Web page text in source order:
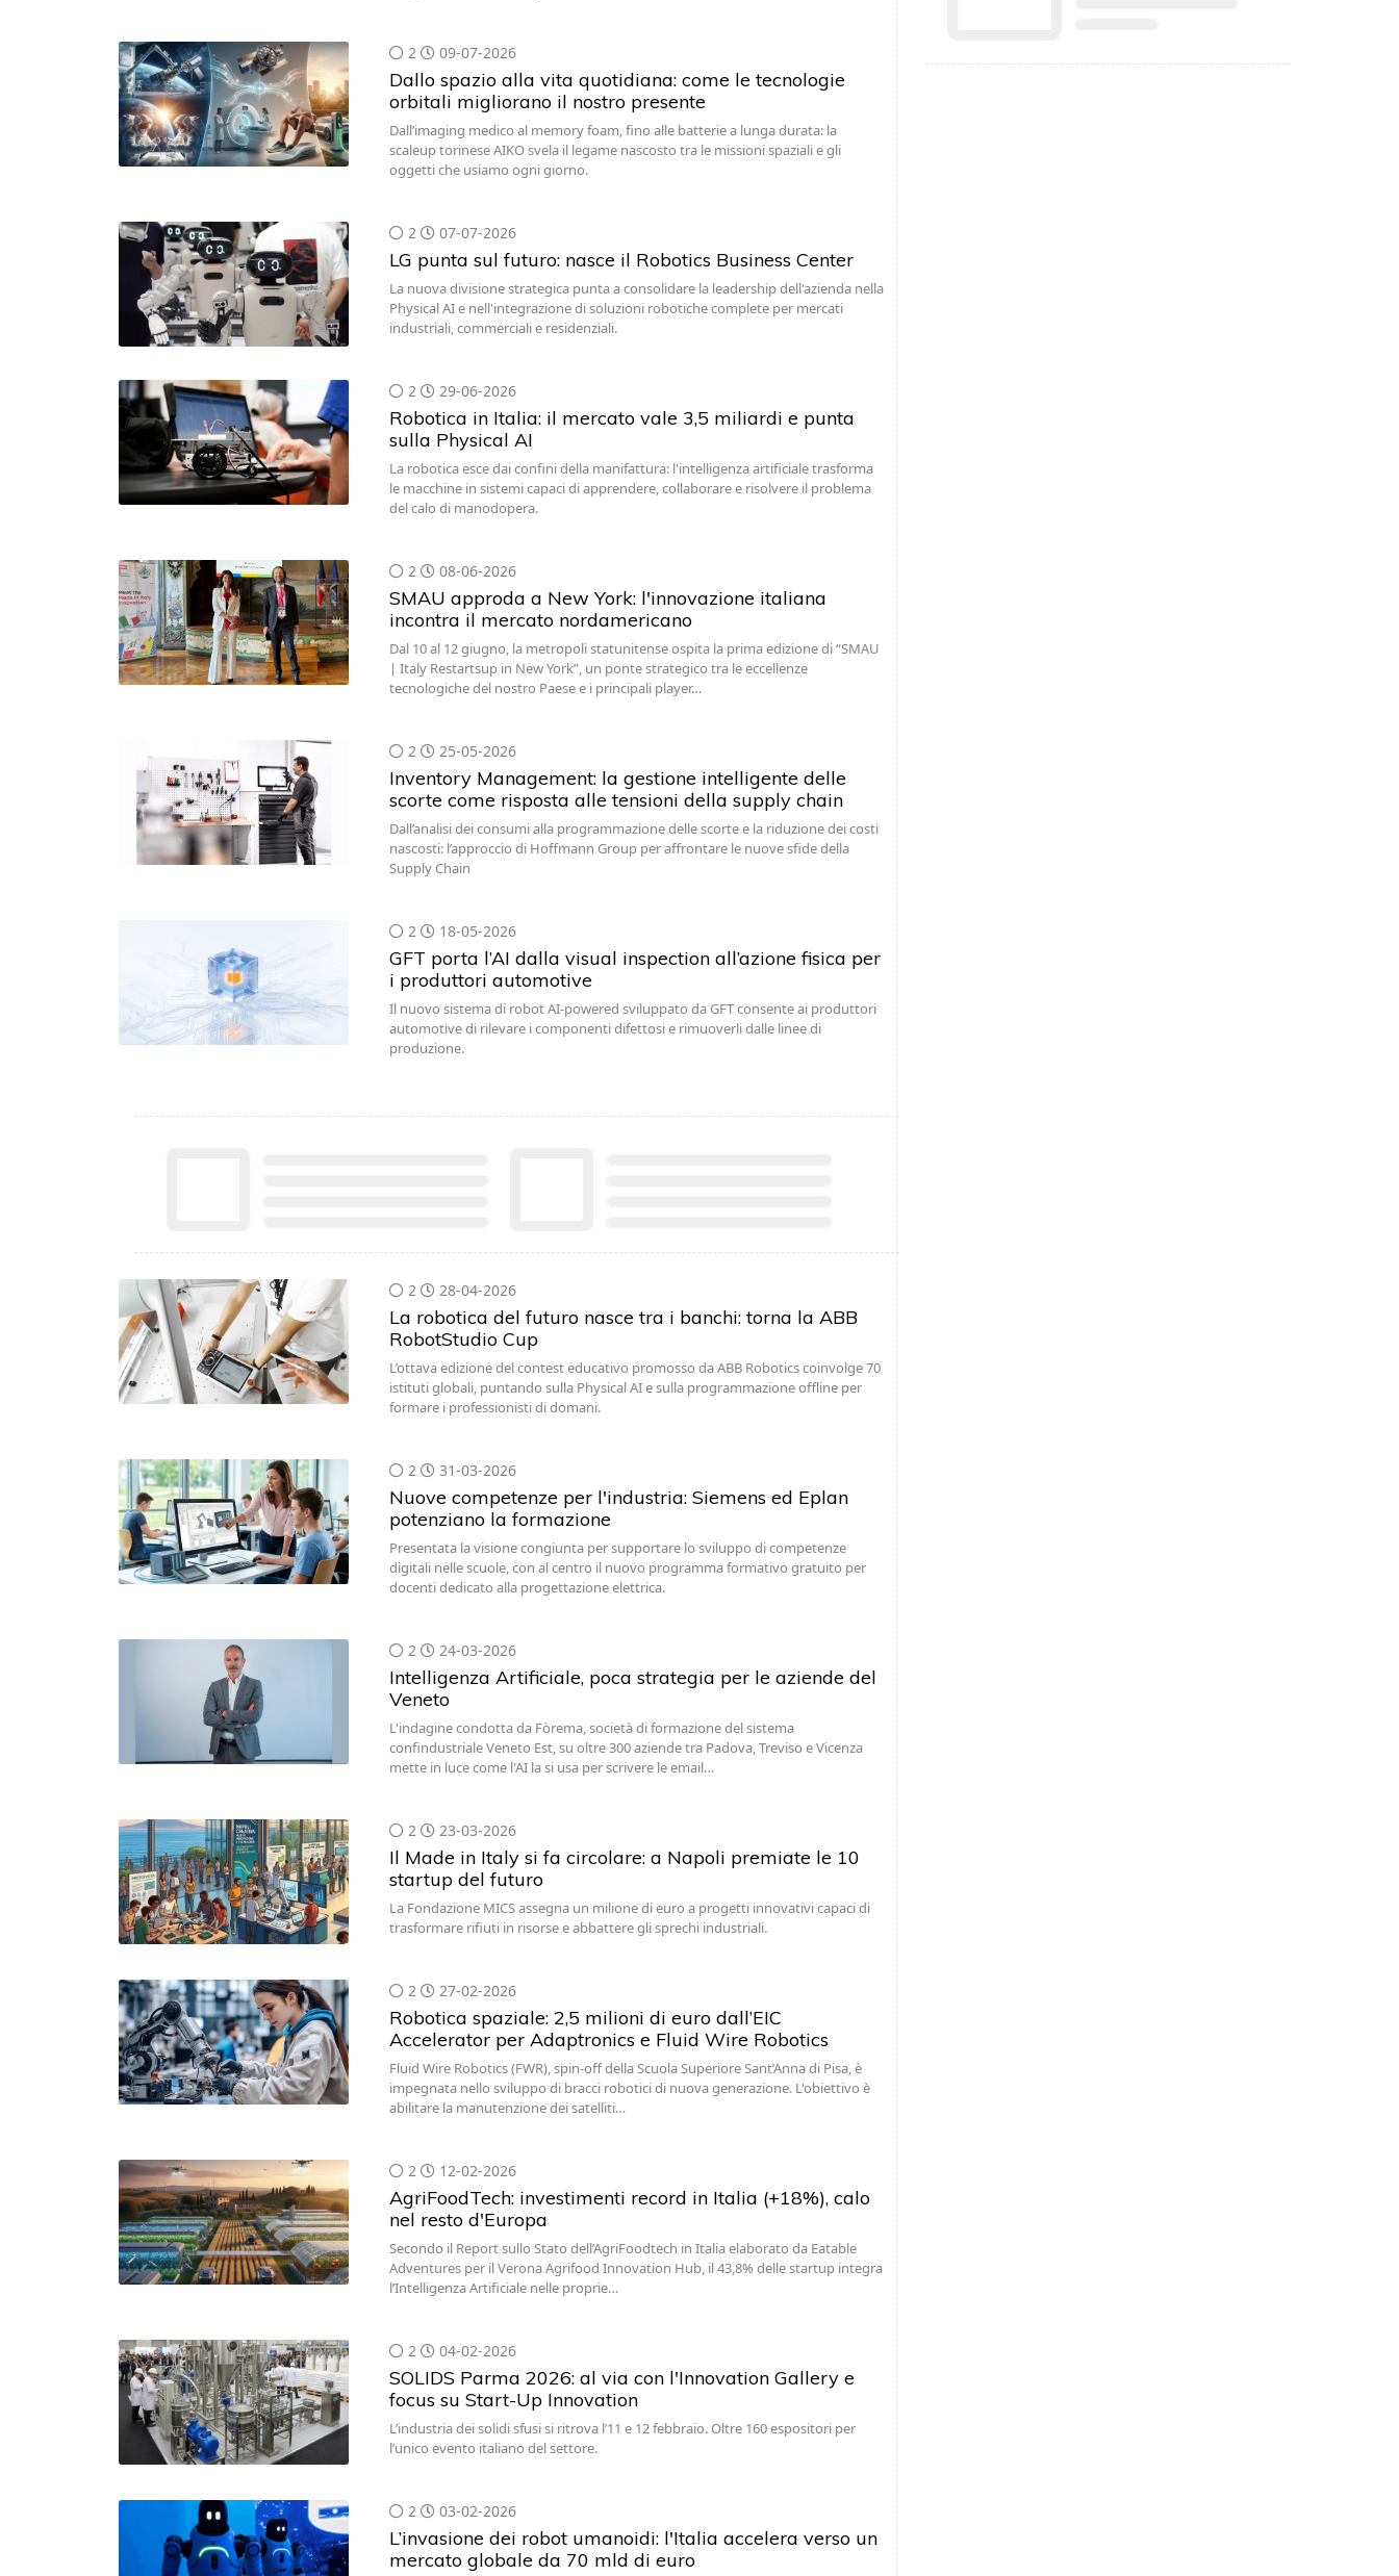
2 09-07-2026
Dallo spazio alla vita quotidiana: come le tecnologie
orbitali migliorano il nostro presente
Dall’imaging medico al memory foam, fino alle batterie a lunga durata: la
scaleup torinese AIKO svela il legame nascosto tra le missioni spaziali e gli
oggetti che usiamo ogni giorno.
2 07-07-2026
LG punta sul futuro: nasce il Robotics Business Center
La nuova divisione strategica punta a consolidare la leadership dell'azienda nella
Physical AI e nell'integrazione di soluzioni robotiche complete per mercati
industriali, commerciali e residenziali.
2 29-06-2026
Robotica in Italia: il mercato vale 3,5 miliardi e punta
sulla Physical AI
La robotica esce dai confini della manifattura: l'intelligenza artificiale trasforma
le macchine in sistemi capaci di apprendere, collaborare e risolvere il problema
del calo di manodopera.
2 08-06-2026
SMAU approda a New York: l'innovazione italiana
incontra il mercato nordamericano
Dal 10 al 12 giugno, la metropoli statunitense ospita la prima edizione di “SMAU
| Italy Restartsup in New York”, un ponte strategico tra le eccellenze
tecnologiche del nostro Paese e i principali player…
2 25-05-2026
Inventory Management: la gestione intelligente delle
scorte come risposta alle tensioni della supply chain
Dall’analisi dei consumi alla programmazione delle scorte e la riduzione dei costi
nascosti: l’approccio di Hoffmann Group per affrontare le nuove sfide della
Supply Chain
2 18-05-2026
GFT porta l’AI dalla visual inspection all’azione fisica per
i produttori automotive
Il nuovo sistema di robot AI-powered sviluppato da GFT consente ai produttori
automotive di rilevare i componenti difettosi e rimuoverli dalle linee di
produzione.
2 28-04-2026
La robotica del futuro nasce tra i banchi: torna la ABB
RobotStudio Cup
L’ottava edizione del contest educativo promosso da ABB Robotics coinvolge 70
istituti globali, puntando sulla Physical AI e sulla programmazione offline per
formare i professionisti di domani.
2 31-03-2026
Nuove competenze per l'industria: Siemens ed Eplan
potenziano la formazione
Presentata la visione congiunta per supportare lo sviluppo di competenze
digitali nelle scuole, con al centro il nuovo programma formativo gratuito per
docenti dedicato alla progettazione elettrica.
2 24-03-2026
Intelligenza Artificiale, poca strategia per le aziende del
Veneto
L'indagine condotta da Fòrema, società di formazione del sistema
confindustriale Veneto Est, su oltre 300 aziende tra Padova, Treviso e Vicenza
mette in luce come l'AI la si usa per scrivere le email…
2 23-03-2026
Il Made in Italy si fa circolare: a Napoli premiate le 10
startup del futuro
La Fondazione MICS assegna un milione di euro a progetti innovativi capaci di
trasformare rifiuti in risorse e abbattere gli sprechi industriali.
2 27-02-2026
Robotica spaziale: 2,5 milioni di euro dall’EIC
Accelerator per Adaptronics e Fluid Wire Robotics
Fluid Wire Robotics (FWR), spin-off della Scuola Superiore Sant’Anna di Pisa, è
impegnata nello sviluppo di bracci robotici di nuova generazione. L'obiettivo è
abilitare la manutenzione dei satelliti…
2 12-02-2026
AgriFoodTech: investimenti record in Italia (+18%), calo
nel resto d'Europa
Secondo il Report sullo Stato dell’AgriFoodtech in Italia elaborato da Eatable
Adventures per il Verona Agrifood Innovation Hub, il 43,8% delle startup integra
l’Intelligenza Artificiale nelle proprie…
2 04-02-2026
SOLIDS Parma 2026: al via con l'Innovation Gallery e
focus su Start-Up Innovation
L’industria dei solidi sfusi si ritrova l’11 e 12 febbraio. Oltre 160 espositori per
l’unico evento italiano del settore.
2 03-02-2026
L’invasione dei robot umanoidi: l'Italia accelera verso un
mercato globale da 70 mld di euro